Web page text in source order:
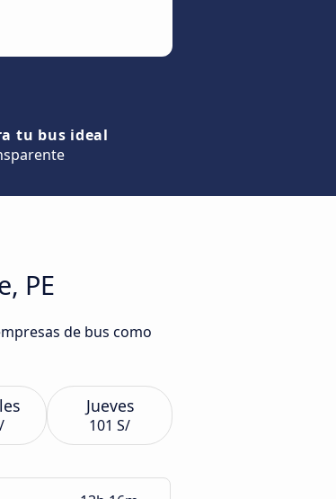
tu bus ideal
PE
de bus como
Jueves
101 S/